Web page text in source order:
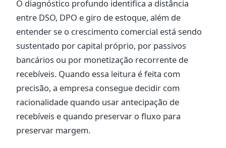
O diagnóstico profundo identifica a distância
entre DSO, DPO e giro de estoque, além de
entender se o crescimento comercial está sendo
sustentado por capital próprio, por passivos
bancários ou por monetização recorrente de
recebíveis. Quando essa leitura é feita com
precisão, a empresa consegue decidir com
racionalidade quando usar antecipação de
recebíveis e quando preservar o fluxo para
preservar margem.